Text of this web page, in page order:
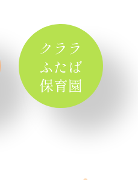
クララ
ふたば
保育園